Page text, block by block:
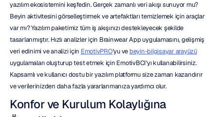
yazılım ekosistemini keşfedin. Gerçek zamanlı veri akışı sunuyor mu?
Beyin aktivitesini görselleştirmek ve artefaktları temizlemek için araçlar
var mı? Yazılım paketimiz tüm iş akışınızı destekleyecek şekilde
tasarlanmıştır. Hızlı analizler için Brainwear App uygulamasını, gelişmiş
veri edinimi ve analizi için EmotivPRO'yu ve beyin-bilgisayar arayüzü
uygulamaları oluşturup test etmek için EmotivBCI'yı kullanabilirsiniz.
Kapsamlı ve kullanıcı dostu bir yazılım platformu size zaman kazandırır
ve verilerinizden daha fazla yararlanmanıza yardımcı olur.
Konfor ve Kurulum Kolaylığına